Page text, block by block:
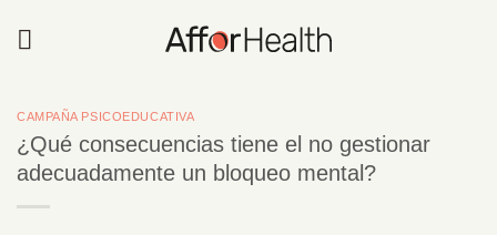
CAMPAÑA PSICOEDUCATIVA
¿Qué consecuencias tiene el no gestionar
adecuadamente un bloqueo mental?